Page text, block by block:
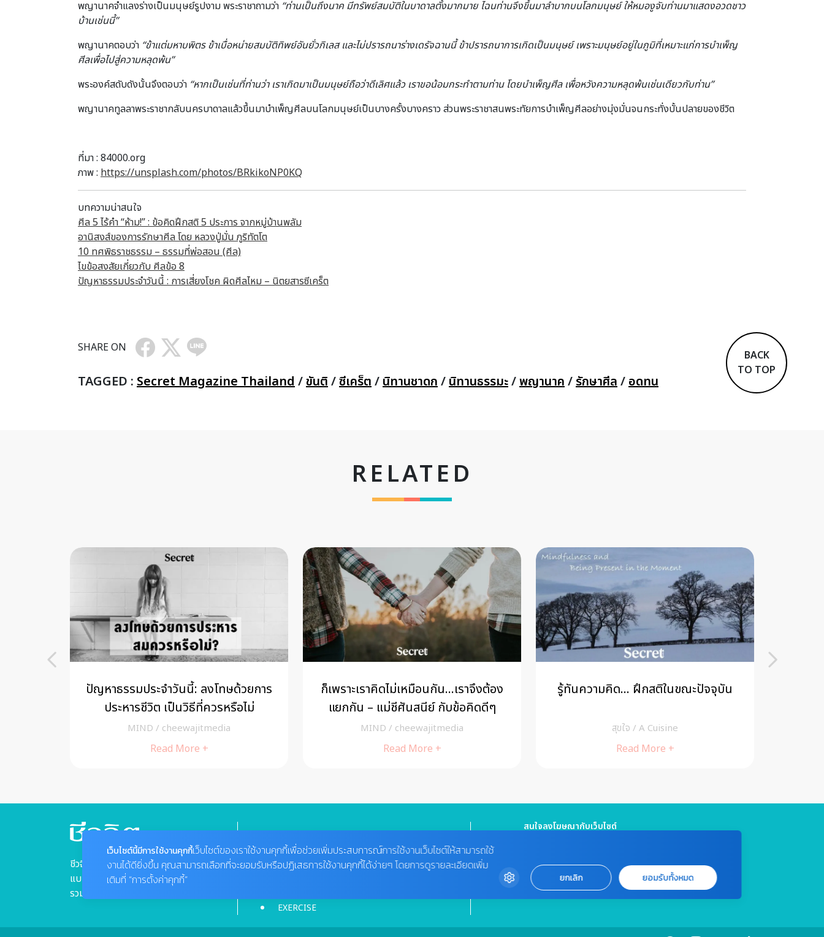
พญานาคจำแลงร่างเป็นมนุษย์รูปงาม พระราชาถามว่า “ท่านเป็นถึงนาค มีทรัพย์สมบัติในบาดาลตั้งมากมาย ไฉนท่านจึงขึ้นมาลำบากบนโลกมนุษย์ ให้หมองูจับท่านมาแสดงอวดชาว
บ้านเช่นนี้”
พญานาคตอบว่า “ข้าแต่มหาบพิตร ข้าเบื่อหน่ายสมบัติทิพย์อันยั่วกิเลส และไม่ปรารถนาร่างเดรัจฉานนี้ ข้าปรารถนาการเกิดเป็นมนุษย์ เพราะมนุษย์อยู่ในภูมิที่เหมาะแก่การบำเพ็ญ
ศีลเพื่อไปสู่ความหลุดพ้น”
พระองค์สดับดังนั้นจึงตอบว่า “หากเป็นเช่นที่ท่านว่า เราเกิดมาเป็นมนุษย์ถือว่าดีเลิศแล้ว เราขอน้อมกระทำตามท่าน โดยบำเพ็ญศีล เพื่อหวังความหลุดพ้นเช่นเดียวกับท่าน”
พญานาคทูลลาพระราชากลับนครบาดาลแล้วขึ้นมาบำเพ็ญศีลบนโลกมนุษย์เป็นบางครั้งบางคราว ส่วนพระราชาสนพระทัยการบำเพ็ญศีลอย่างมุ่งมั่นจนกระทั่งบั้นปลายของชีวิต
ที่มา : 84000.org
ภาพ : https://unsplash.com/photos/BRkikoNP0KQ
บทความน่าสนใจ
ศีล 5 ไร้คำ “ห้าม!” : ข้อคิดฝึกสติ 5 ประการ จากหมู่บ้านพลัม
อานิสงส์ของการรักษาศีล โดย หลวงปู่มั่น ภูริทัตโต
10 ทศพิธราชธรรม – ธรรมที่พ่อสอน (ศีล)
ไขข้อสงสัยเกี่ยวกับ ศีลข้อ 8
ปัญหาธรรมประจำวันนี้ : การเสี่ยงโชค ผิดศีลไหม – นิตยสารซีเคร็ต
SHARE ON
TAGGED : Secret Magazine Thailand/ขันติ/ซีเคร็ต/นิทานชาดก/นิทานธรรมะ/พญานาค/รักษาศีล/อดทน
BACK
TO TOP
RELATED
ปัญหาธรรมประจำวันนี้: ลงโทษด้วยการ
ประหารชีวิต เป็นวิธีที่ควรหรือไม่
MIND / cheewajitmedia
Read More +
ก็เพราะเราคิดไม่เหมือนกัน…เราจึงต้อง
แยกกัน – แม่ชีศันสนีย์ กับข้อคิดดีๆ
MIND / cheewajitmedia
Read More +
รู้ทันความคิด… ฝึกสติในขณะปัจจุบัน
สุขใจ / A Cuisine
Read More +
ชีวจิตแนวความคิดเรื่องสุขภาพ
แบบองค์รวม "ชีว" ที่หมายถึง "กาย"
รวมเข้ากับ "จิต" ที่หมายถึง "ใจ"
BODY
MIND
EXERCISE
VIDEO
สนใจลงโฆษณากับเว็บไซต์
ติดต่อแจ้งปัญหาหรือร้องเรียน
02-422-9999 ต่อ 4180 / (จันทร์ - ศุกร์ เวลา 09.00 - 18.00 น)
เว็บไซต์นี้มีการใช้งานคุกกี้เว็บไซต์ของเราใช้งานคุกกี้เพื่อช่วยเพิ่มประสบการณ์การใช้งานเว็บไซต์ให้สามารถใช้
งานได้ดียิ่งขึ้น คุณสามารถเลือกที่จะยอมรับหรือปฏิเสธการใช้งานคุกกี้ได้ง่ายๆ โดยการดูรายละเอียดเพิ่ม
เติมที่ “การตั้งค่าคุกกี้”
ยกเลิก ยอมรับทั้งหมด